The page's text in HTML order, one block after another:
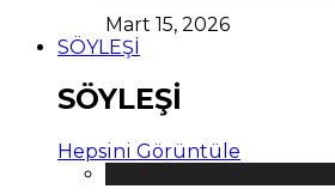
Mart 15, 2026
SÖYLEŞİ
SÖYLEŞİ
Hepsini Görüntüle